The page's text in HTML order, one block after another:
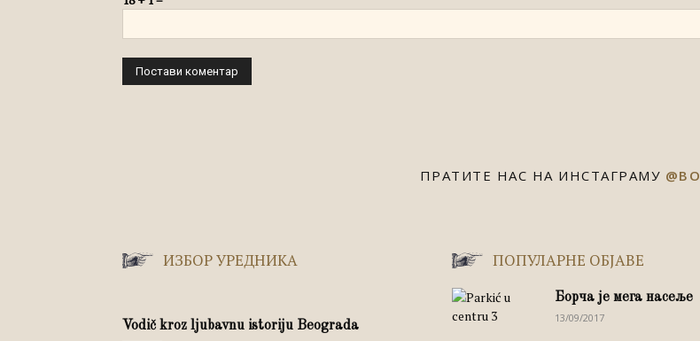
ПРАТИТЕ НАС НА ИНСТАГРАМУ
ИЗБОР УРЕДНИКА
Vodič kroz ljubavnu istoriju Beograda
ПОПУЛАРНЕ ОБЈАВЕ
Борча је мега насеље
13/09/2017